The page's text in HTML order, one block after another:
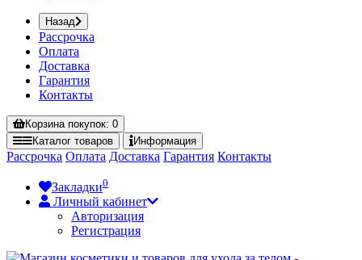
Назад
Рассрочка
Оплата
Доставка
Гарантия
Контакты
Корзинапокупок: 0
Каталог товаров Информация
Рассрочка Оплата Доставка Гарантия Контакты
Закладки0
Личный кабинет
Авторизация
Регистрация